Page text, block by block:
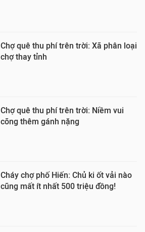
Chợ quê thu phí trên trời: Xã phân loại
chợ thay tỉnh
Chợ quê thu phí trên trời: Niềm vui
cõng thêm gánh nặng
Cháy chợ phố Hiến: Chủ ki ốt vải nào
cũng mất ít nhất 500 triệu đồng!